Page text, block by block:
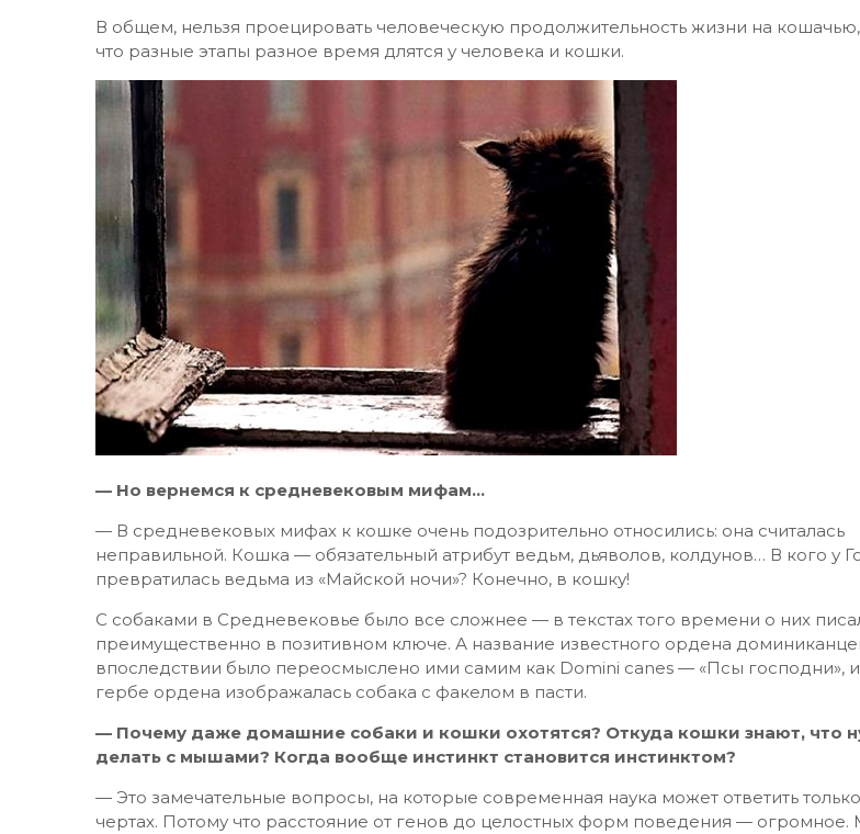
В общем, нельзя проецировать человеческую продолжительность жизни на
что разные этапы разное время длятся у человека и кошки.
— Но вернемся к средневековым мифам…
— В средневековых мифах к кошке очень подозрительно относились: она считалась
неправильной. Кошка — обязательный атрибут ведьм, дьяволов, колдунов… В кого у
превратилась ведьма из «Майской ночи»? Конечно, в кошку!
С собаками в Средневековье было все сложнее — в текстах того времени о них
преимущественно в позитивном ключе. А название известного ордена
впоследствии было переосмыслено ими самим как Domini canes — «Псы господни»,
гербе ордена изображалась собака с факелом в пасти.
— Почему даже домашние собаки и кошки охотятся? Откуда кошки знают, что
делать с мышами? Когда вообще инстинкт становится инстинктом?
— Это замечательные вопросы, на которые современная наука может ответить
чертах. Потому что расстояние от генов до целостных форм поведения — огромное.